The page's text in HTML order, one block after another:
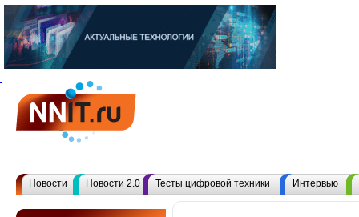
Новости Новости 2.0 Тесты цифровой техники Интервью